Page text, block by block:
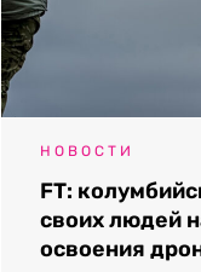
НОВОСТИ
FT:
своих людей
освоения